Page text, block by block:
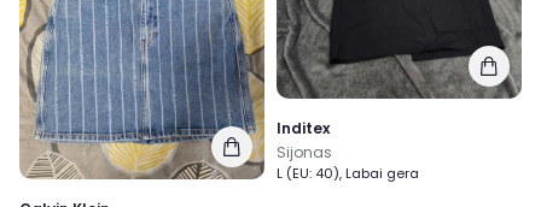
Inditex
Sijonas
L (EU: 40), Labai gera